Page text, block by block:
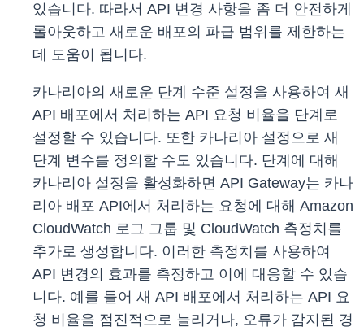
있습니다. 따라서 API 변경 사항을 좀 더 안전하게
롤아웃하고 새로운 배포의 파급 범위를 제한하는
데 도움이 됩니다.
카나리아의 새로운 단계 수준 설정을 사용하여 새
API 배포에서 처리하는 API 요청 비율을 단계로
설정할 수 있습니다. 또한 카나리아 설정으로 새
단계 변수를 정의할 수도 있습니다. 단계에 대해
카나리아 설정을 활성화하면 API Gateway는 카나
리아 배포 API에서 처리하는 요청에 대해 Amazon
CloudWatch 로그 그룹 및 CloudWatch 측정치를
추가로 생성합니다. 이러한 측정치를 사용하여
API 변경의 효과를 측정하고 이에 대응할 수 있습
니다. 예를 들어 새 API 배포에서 처리하는 API 요
청 비율을 점진적으로 늘리거나, 오류가 감지된 경